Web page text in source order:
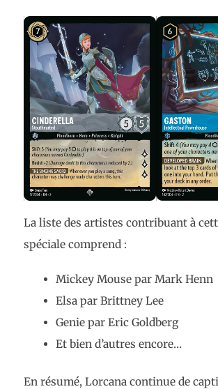
La liste des artistes contribuant à
spéciale comprend :
Mickey Mouse par Mark Henn
Elsa par Brittney Lee
Genie par Eric Goldberg
Et bien d’autres encore…
En résumé, Lorcana continue de